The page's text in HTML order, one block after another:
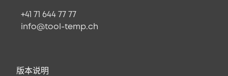
+41 71 644 77 77
info@tool-temp.ch
版本说明